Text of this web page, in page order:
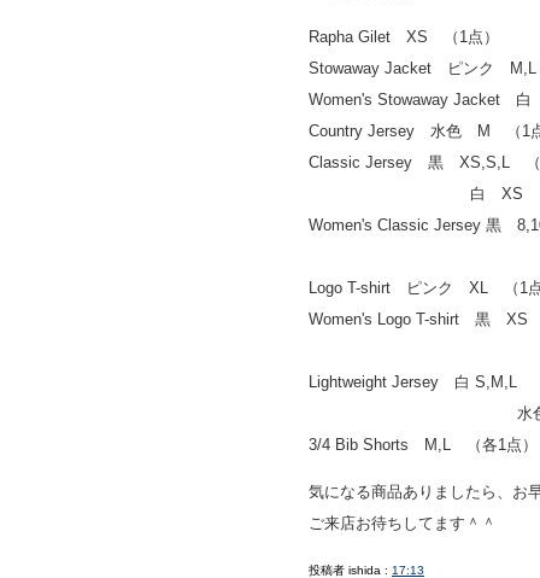
Rapha Gilet XS （1点）
Stowaway Jacket ピンク
Women's Stowaway Jacket
Country Jersey 水色 M （
Classic Jersey 黒 XS,S,L
白 XS （1
Women's Classic Jersey 黒
Logo T-shirt ピンク XL （
Women's Logo T-shirt 黒
Lightweight Jersey 白 S,M,L
水色 XS
3/4 Bib Shorts M,L （各1点
気になる商品ありましたら、お
ご来店お待ちしてます＾＾
投稿者 ishida : 17:13